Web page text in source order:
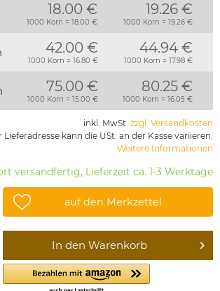
18.00 €
1000 Korn = 18.00 €
19.26 €
1000 Korn = 19.26 €
42.00 €
1000 Korn = 16.80 €
44.94 €
1000 Korn = 17.98 €
75.00 €
1000 Korn = 15.00 €
80.25 €
1000 Korn = 16.05 €
inkl. MwSt. zzgl. Versandkosten
kann die USt. an der Kasse variieren.
Weitere Informationen
versandfertig, Lieferzeit ca. 1-3 Werktage
auf den Merkzettel
In den Warenkorb